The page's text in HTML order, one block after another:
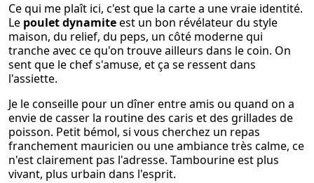
Ce qui me plaît ici, c'est que la carte a une vraie identité.
Le poulet dynamiteest un bon révélateur du style
maison, du relief, du peps, un côté moderne qui
tranche avec ce qu'on trouve ailleurs dans le coin. On
sent que le chef s'amuse, et ça se ressent dans
l'assiette.
Je le conseille pour un dîner entre amis ou quand on a
envie de casser la routine des caris et des grillades de
poisson. Petit bémol, si vous cherchez un repas
franchement mauricien ou une ambiance très calme, ce
n'est clairement pas l'adresse. Tambourine est plus
vivant, plus urbain dans l'esprit.